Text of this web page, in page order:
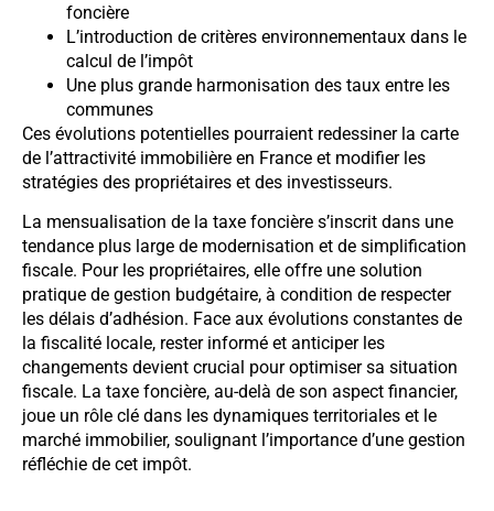
foncière
L’introduction de critères environnementaux dans le
calcul de l’impôt
Une plus grande harmonisation des taux entre les
communes
Ces évolutions potentielles pourraient redessiner la carte
de l’attractivité immobilière en France et modifier les
stratégies des propriétaires et des investisseurs.
La mensualisation de la taxe foncière s’inscrit dans une
tendance plus large de modernisation et de simplification
fiscale. Pour les propriétaires, elle offre une solution
pratique de gestion budgétaire, à condition de respecter
les délais d’adhésion. Face aux évolutions constantes de
la fiscalité locale, rester informé et anticiper les
changements devient crucial pour optimiser sa situation
fiscale. La taxe foncière, au-delà de son aspect financier,
joue un rôle clé dans les dynamiques territoriales et le
marché immobilier, soulignant l’importance d’une gestion
réfléchie de cet impôt.